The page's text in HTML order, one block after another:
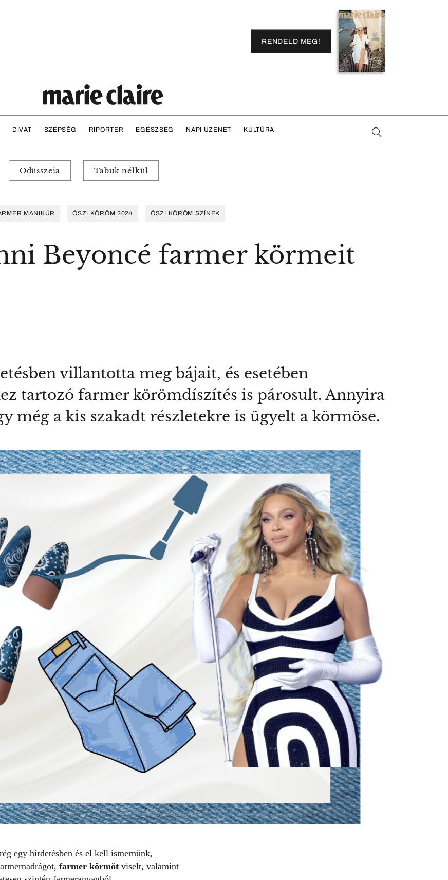
RENDELD MEG!
DIVAT SZÉPSÉG RIPORTER EGÉSZSÉG NAPI ÜZENET KULTÚRA
Odüsszeia Tabuk nélkül
MANIKŰR ŐSZI KÖRÖM 2024 ŐSZI KÖRÖM SZÍNEK
Beyoncé farmer körmeit
villantotta meg bájait, és esetében
tartozó farmer körömdíszítés is párosult. Annyira
még a kis szakadt részletekre is ügyelt a körmöse.
egy hirdetésben és el kell ismernünk,
farmer körmöt viselt, valamint